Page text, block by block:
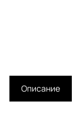
Описание